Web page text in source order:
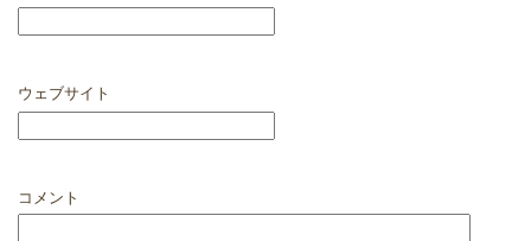
ウェブサイト
コメント